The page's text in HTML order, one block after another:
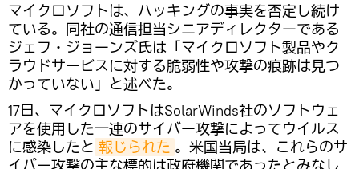
マイクロソフトは、ハッキングの事実を否定し続け
ている。同社の通信担当シニアディレクターである
ジェフ・ジョーンズ氏は「マイクロソフト製品やク
ラウドサービスに対する脆弱性や攻撃の痕跡は見つ
かっていない」と述べた。
17日、マイクロソフトはSolarWinds社のソフトウェ
アを使用した一連のサイバー攻撃によってウイルス
に感染したと 報じられた 。米国当局は、これらのサ
イバー攻撃の主な標的は政府機関であったとみなし